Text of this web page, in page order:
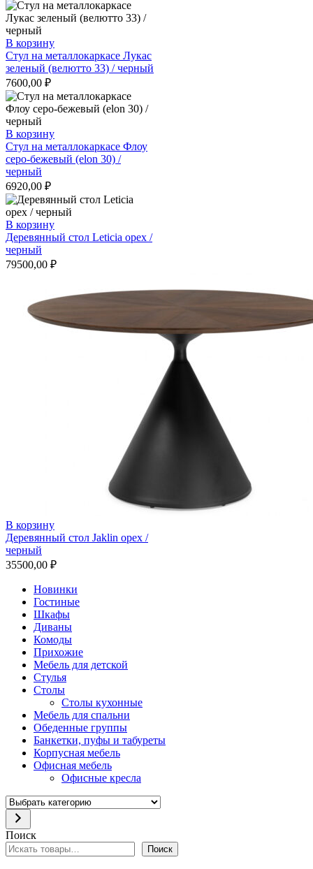
В корзину
Стул на металлокаркасе Лукас
зеленый (велютто 33) / черный
7600,00 ₽
В корзину
Стул на металлокаркасе Флоу
серо-бежевый (elon 30) /
черный
6920,00 ₽
В корзину
Деревянный стол Leticia орех /
черный
79500,00 ₽
В корзину
Деревянный стол Jaklin орех /
черный
35500,00 ₽
Новинки
Гостиные
Шкафы
Диваны
Комоды
Прихожие
Мебель для детской
Стулья
Столы
Столы кухонные
Мебель для спальни
Обеденные группы
Банкетки, пуфы и табуреты
Корпусная мебель
Офисная мебель
Офисные кресла
Выбрать
категорию
Поиск
Поиск